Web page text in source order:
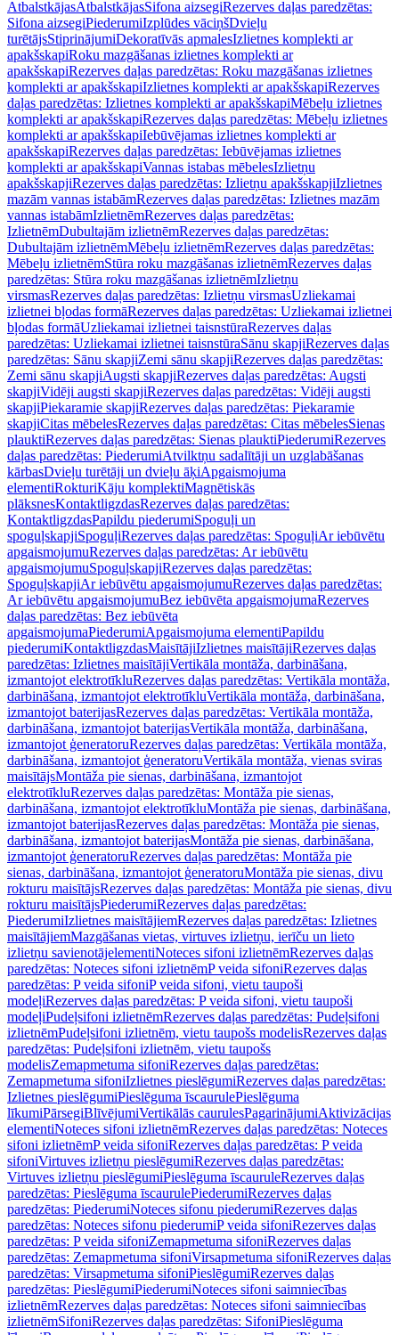
AtbalstkājasAtbalstkājasSifona aizsegiRezerves daļas paredzētas:
Sifona aizsegiPiederumiIzplūdes vāciņšDvieļu
turētājsStiprinājumiDekoratīvās apmalesIzlietnes komplekti ar
apakšskapiRoku mazgāšanas izlietnes komplekti ar
apakšskapiRezerves daļas paredzētas: Roku mazgāšanas izlietnes
komplekti ar apakšskapiIzlietnes komplekti ar apakšskapiRezerves
daļas paredzētas: Izlietnes komplekti ar apakšskapiMēbeļu izlietnes
komplekti ar apakšskapiRezerves daļas paredzētas: Mēbeļu izlietnes
komplekti ar apakšskapiIebūvējamas izlietnes komplekti ar
apakšskapiRezerves daļas paredzētas: Iebūvējamas izlietnes
komplekti ar apakšskapiVannas istabas mēbelesIzlietņu
apakšskapjiRezerves daļas paredzētas: Izlietņu apakšskapjiIzlietnes
mazām vannas istabāmRezerves daļas paredzētas: Izlietnes mazām
vannas istabāmIzlietnēmRezerves daļas paredzētas:
IzlietnēmDubultajām izlietnēmRezerves daļas paredzētas:
Dubultajām izlietnēmMēbeļu izlietnēmRezerves daļas paredzētas:
Mēbeļu izlietnēmStūra roku mazgāšanas izlietnēmRezerves daļas
paredzētas: Stūra roku mazgāšanas izlietnēmIzlietņu
virsmasRezerves daļas paredzētas: Izlietņu virsmasUzliekamai
izlietnei bļodas formāRezerves daļas paredzētas: Uzliekamai izlietnei
bļodas formāUzliekamai izlietnei taisnstūraRezerves daļas
paredzētas: Uzliekamai izlietnei taisnstūraSānu skapjiRezerves daļas
paredzētas: Sānu skapjiZemi sānu skapjiRezerves daļas paredzētas:
Zemi sānu skapjiAugsti skapjiRezerves daļas paredzētas: Augsti
skapjiVidēji augsti skapjiRezerves daļas paredzētas: Vidēji augsti
skapjiPiekaramie skapjiRezerves daļas paredzētas: Piekaramie
skapjiCitas mēbelesRezerves daļas paredzētas: Citas mēbelesSienas
plauktiRezerves daļas paredzētas: Sienas plauktiPiederumiRezerves
daļas paredzētas: PiederumiAtvilktņu sadalītāji un uzglabāšanas
kārbasDvieļu turētāji un dvieļu āķiApgaismojuma
elementiRokturiKāju komplektiMagnētiskās
plāksnesKontaktligzdasRezerves daļas paredzētas:
KontaktligzdasPapildu piederumiSpoguļi un
spoguļskapjiSpoguļiRezerves daļas paredzētas: SpoguļiAr iebūvētu
apgaismojumuRezerves daļas paredzētas: Ar iebūvētu
apgaismojumuSpoguļskapjiRezerves daļas paredzētas:
SpoguļskapjiAr iebūvētu apgaismojumuRezerves daļas paredzētas:
Ar iebūvētu apgaismojumuBez iebūvēta apgaismojumaRezerves
daļas paredzētas: Bez iebūvēta
apgaismojumaPiederumiApgaismojuma elementiPapildu
piederumiKontaktligzdasMaisītājiIzlietnes maisītājiRezerves daļas
paredzētas: Izlietnes maisītājiVertikāla montāža, darbināšana,
izmantojot elektrotīkluRezerves daļas paredzētas: Vertikāla montāža,
darbināšana, izmantojot elektrotīkluVertikāla montāža, darbināšana,
izmantojot baterijasRezerves daļas paredzētas: Vertikāla montāža,
darbināšana, izmantojot baterijasVertikāla montāža, darbināšana,
izmantojot ģeneratoruRezerves daļas paredzētas: Vertikāla montāža,
darbināšana, izmantojot ģeneratoruVertikāla montāža, vienas sviras
maisītājsMontāža pie sienas, darbināšana, izmantojot
elektrotīkluRezerves daļas paredzētas: Montāža pie sienas,
darbināšana, izmantojot elektrotīkluMontāža pie sienas, darbināšana,
izmantojot baterijasRezerves daļas paredzētas: Montāža pie sienas,
darbināšana, izmantojot baterijasMontāža pie sienas, darbināšana,
izmantojot ģeneratoruRezerves daļas paredzētas: Montāža pie
sienas, darbināšana, izmantojot ģeneratoruMontāža pie sienas, divu
rokturu maisītājsRezerves daļas paredzētas: Montāža pie sienas, divu
rokturu maisītājsPiederumiRezerves daļas paredzētas:
PiederumiIzlietnes maisītājiemRezerves daļas paredzētas: Izlietnes
maisītājiemMazgāšanas vietas, virtuves izlietņu, ierīču un lieto
izlietņu savienotājelementiNoteces sifoni izlietnēmRezerves daļas
paredzētas: Noteces sifoni izlietnēmP veida sifoniRezerves daļas
paredzētas: P veida sifoniP veida sifoni, vietu taupoši
modeļiRezerves daļas paredzētas: P veida sifoni, vietu taupoši
modeļiPudeļsifoni izlietnēmRezerves daļas paredzētas: Pudeļsifoni
izlietnēmPudeļsifoni izlietnēm, vietu taupošs modelisRezerves daļas
paredzētas: Pudeļsifoni izlietnēm, vietu taupošs
modelisZemapmetuma sifoniRezerves daļas paredzētas:
Zemapmetuma sifoniIzlietnes pieslēgumiRezerves daļas paredzētas:
Izlietnes pieslēgumiPieslēguma īscaurulePieslēguma
līkumiPārsegiBlīvējumiVertikālās caurulesPagarinājumiAktivizācijas
elementiNoteces sifoni izlietnēmRezerves daļas paredzētas: Noteces
sifoni izlietnēmP veida sifoniRezerves daļas paredzētas: P veida
sifoniVirtuves izlietņu pieslēgumiRezerves daļas paredzētas:
Virtuves izlietņu pieslēgumiPieslēguma īscauruleRezerves daļas
paredzētas: Pieslēguma īscaurulePiederumiRezerves daļas
paredzētas: PiederumiNoteces sifonu piederumiRezerves daļas
paredzētas: Noteces sifonu piederumiP veida sifoniRezerves daļas
paredzētas: P veida sifoniZemapmetuma sifoniRezerves daļas
paredzētas: Zemapmetuma sifoniVirsapmetuma sifoniRezerves daļas
paredzētas: Virsapmetuma sifoniPieslēgumiRezerves daļas
paredzētas: PieslēgumiPiederumiNoteces sifoni saimniecības
izlietnēmRezerves daļas paredzētas: Noteces sifoni saimniecības
izlietnēmSifoniRezerves daļas paredzētas: SifoniPieslēguma